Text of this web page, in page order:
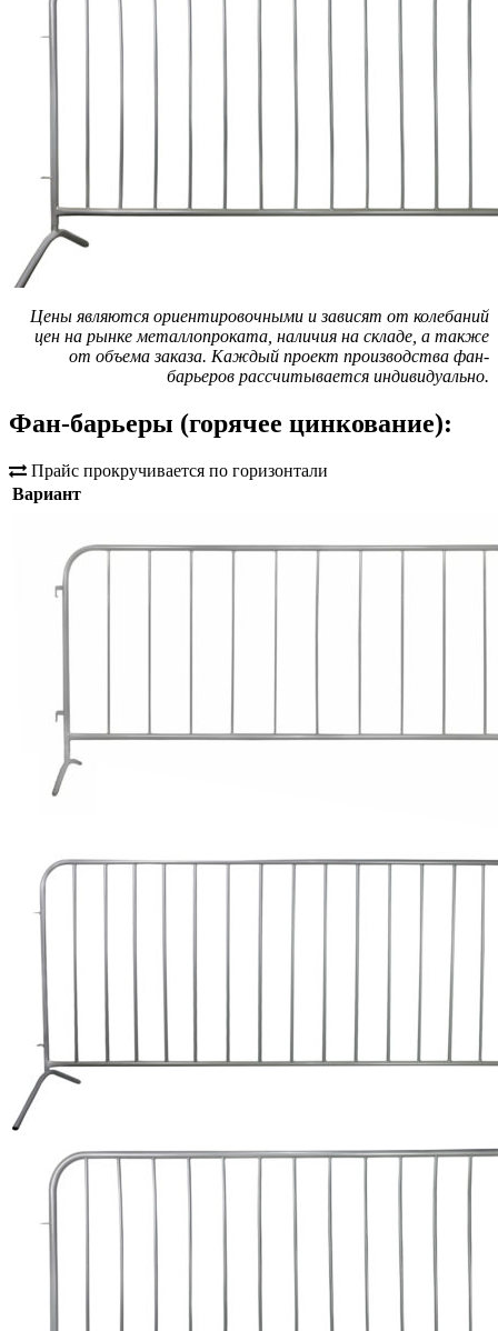
Цены являются ориентировочными и зависят от колебаний
цен на рынке металлопроката, наличия на складе, а также
от объема заказа. Каждый проект производства фан-
барьеров рассчитывается индивидуально.
Фан-барьеры (горячее цинкование):
Прайс прокручивается по горизонтали
Вариант